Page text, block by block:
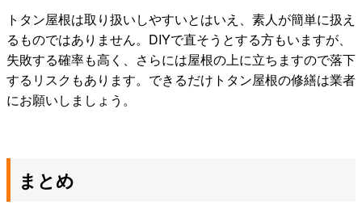
トタン屋根は取り扱いしやすいとはいえ、素人が簡単に扱え
るものではありません。DIYで直そうとする方もいますが、
失敗する確率も高く、さらには屋根の上に立ちますので落下
するリスクもあります。できるだけトタン屋根の修繕は業者
にお願いしましょう。
まとめ